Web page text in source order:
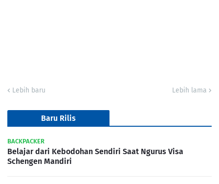
Lebih baru Lebih lama
Baru Rilis
BACKPACKER
Belajar dari Kebodohan Sendiri Saat Ngurus Visa
Schengen Mandiri